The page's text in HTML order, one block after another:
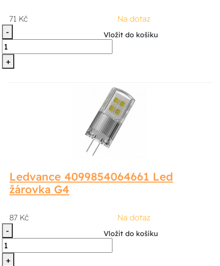
71 Kč
Na dotaz
-
+
Vložit do košíku
Ledvance 4099854064661 Led
žárovka G4
87 Kč
Na dotaz
-
+
Vložit do košíku